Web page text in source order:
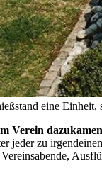
eine
Verein
jeder zu